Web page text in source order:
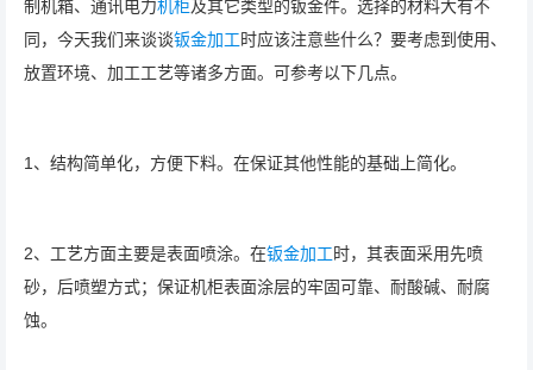
制机箱、通讯电力机柜及其它类型的钣金件。选择的材料大有不
同，今天我们来谈谈钣金加工时应该注意些什么？要考虑到使用、
放置环境、加工工艺等诸多方面。可参考以下几点。
1、结构简单化，方便下料。在保证其他性能的基础上简化。
2、工艺方面主要是表面喷涂。在钣金加工时，其表面采用先喷
砂，后喷塑方式；保证机柜表面涂层的牢固可靠、耐酸碱、耐腐
蚀。